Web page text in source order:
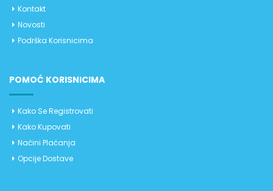
Kontakt
Novosti
Podrška Korisnicima
POMOĆ KORISNICIMA
Kako Se Registrovati
Kako Kupovati
Načini Plaćanja
Opcije Dostave